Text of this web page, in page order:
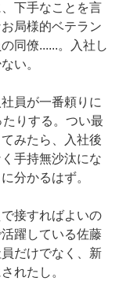
下手なことを言
局様的ベテラン
同僚......。入社し
い。
員が一番頼りに
りする。つい最
みたら、入社後
手持無沙汰にな
分かるはず。
接すればよいの
躍している佐藤
だけでなく、新
れたし。